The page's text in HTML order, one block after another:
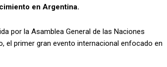
en Argentina.
por la Asamblea General de las Naciones
el primer gran evento internacional enfocado en